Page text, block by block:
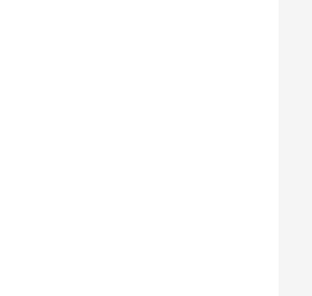
НОЦ
свободное пространство, в
журналисты, медики,
свободно
опытом, проводят
журналистские